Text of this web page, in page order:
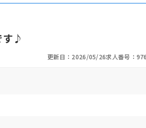
す♪
更新日：2026/05/26求人番号：